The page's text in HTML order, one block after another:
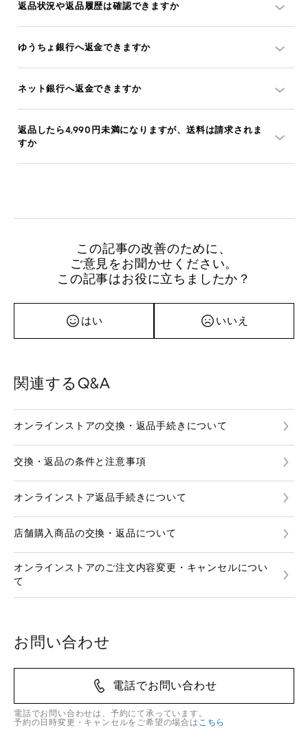
返品状況や返品履歴は確認できますか
ゆうちょ銀行へ返金できますか
ネット銀行へ返金できますか
返品したら4,990円未満になりますが、送料は請求されま
すか
この記事の改善のために、
ご意見をお聞かせください。
この記事はお役に立ちましたか？
はい いいえ
関連するQ&A
オンラインストアの交換・返品手続きについて
交換・返品の条件と注意事項
オンラインストア返品手続きについて
店舗購入商品の交換・返品について
オンラインストアのご注文内容変更・キャンセルについ
て
お問い合わせ
電話でお問い合わせ
電話でお問い合わせは、予約にて承っています。
予約の日時変更・キャンセルをご希望の場合は こちら